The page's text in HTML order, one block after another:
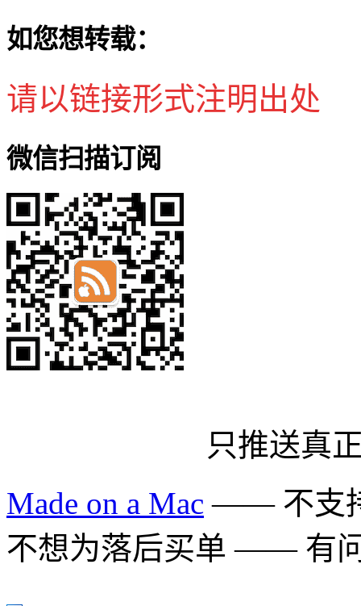
如您想转载：
请以链接形式注明出处
微信扫描订阅
只推送真
Made on a Mac —— 不支
不想为落后买单 —— 有